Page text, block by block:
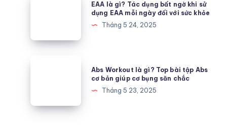
cát
quả
giảm
dụng
dụng
EAA là gì? Tác dụng bất ngờ khi sử
dụng EAA mỗi ngày đối với sức khỏe
Tháng 5 24, 2025
Top
Abs Workout là gì? Top bài tập Abs
cơ bản giúp cơ bụng săn chắc
Tháng 5 23, 2025